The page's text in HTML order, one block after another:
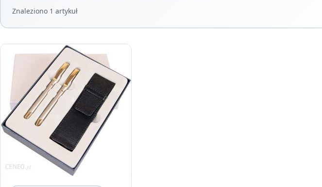
Znaleziono 1 artykuł